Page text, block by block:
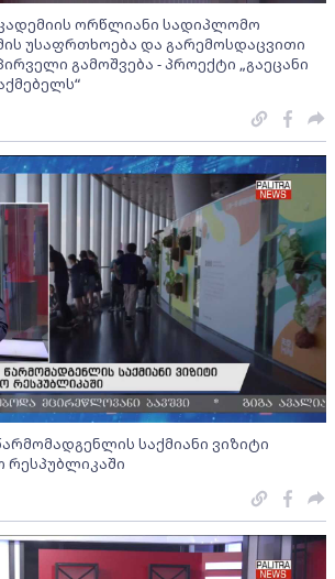
ორწლიანი სადიპლომო
უსაფრთხოება და გარემოსდაცვითი
გამოშვება - პროექტი „გაეცანი
საქმიანი ვიზიტი
რესპუბლიკაში